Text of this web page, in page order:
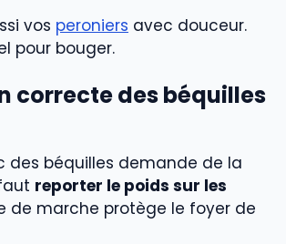
vos peroniers avec douceur.
pour bouger.
correcte des béquilles
des béquilles demande de la
reporter le poids sur les
de marche protège le foyer de